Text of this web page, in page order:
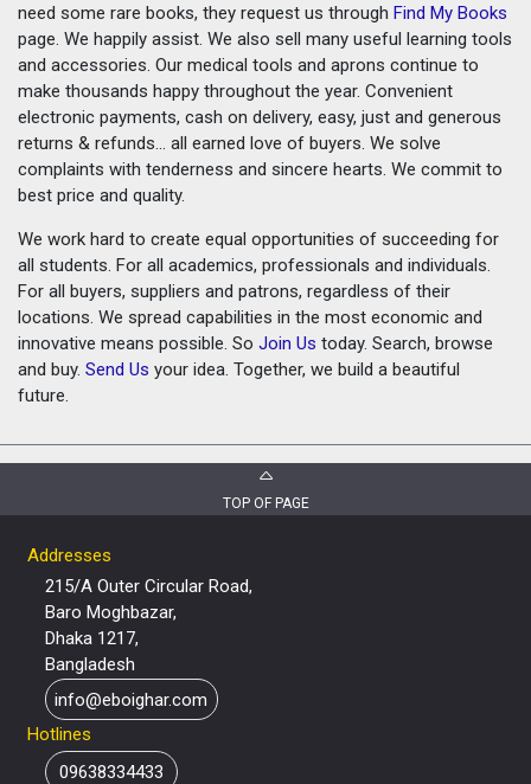
need some rare books, they request us through Find My Books
page. We happily assist. We also sell many useful learning tools
and accessories. Our medical tools and aprons continue to
make thousands happy throughout the year. Convenient
electronic payments, cash on delivery, easy, just and generous
returns & refunds... all earned love of buyers. We solve
complaints with tenderness and sincere hearts. We commit to
best price and quality.
We work hard to create equal opportunities of succeeding for
all students. For all academics, professionals and individuals.
For all buyers, suppliers and patrons, regardless of their
locations. We spread capabilities in the most economic and
innovative means possible. So Join Us today. Search, browse
and buy. Send Us your idea. Together, we build a beautiful
future.
TOP OF PAGE
Addresses
215/A Outer Circular Road,
Baro Moghbazar,
Dhaka 1217,
Bangladesh
info@eboighar.com
Hotlines
09638334433